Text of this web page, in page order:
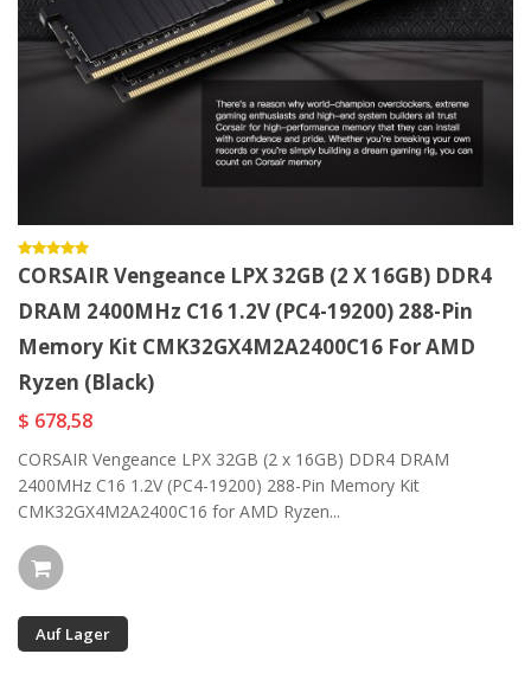
CORSAIR Vengeance LPX 32GB (2 X 16GB) DDR4
DRAM 2400MHz C16 1.2V (PC4-19200) 288-Pin
Memory Kit CMK32GX4M2A2400C16 For AMD
Ryzen (Black)
$ 678,58
CORSAIR Vengeance LPX 32GB (2 x 16GB) DDR4 DRAM
2400MHz C16 1.2V (PC4-19200) 288-Pin Memory Kit
CMK32GX4M2A2400C16 for AMD Ryzen...
Auf Lager